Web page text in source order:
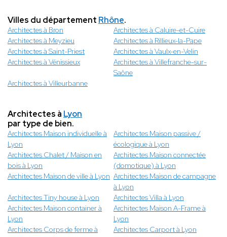
Villes du département Rhône.
Architectes à Bron
Architectes à Caluire-et-Cuire
Architectes à Meyzieu
Architectes à Rillieux-la-Pape
Architectes à Saint-Priest
Architectes à Vaulx-en-Velin
Architectes à Vénissieux
Architectes à Villefranche-sur-
Saône
Architectes à Villeurbanne
Architectes à Lyon
par type de bien.
Architectes Maison individuelle à
Lyon
Architectes Maison passive /
écologique à Lyon
Architectes Chalet / Maison en
bois à Lyon
Architectes Maison connectée
(domotique) à Lyon
Architectes Maison de ville à Lyon Architectes Maison de campagne
à Lyon
Architectes Tiny house à Lyon
Architectes Villa à Lyon
Architectes Maison container à
Lyon
Architectes Maison A-Frame à
Lyon
Architectes Corps de ferme à
Architectes Carport à Lyon